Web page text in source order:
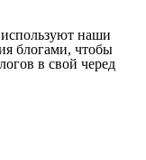
наши
блогами, чтобы
в свой черед